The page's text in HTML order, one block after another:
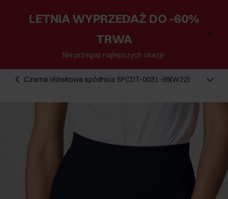
LETNIA WYPRZEDAŻ DO -60%
TRWA
Nie przegap najlepszych okazji!
Czarna ołówkowa spódnica SPCDT-0031-99(W22)